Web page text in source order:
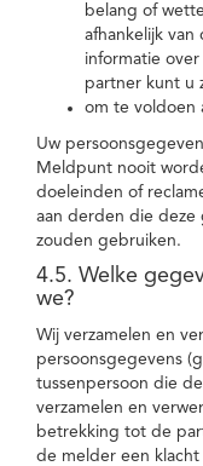
belang of
afhankelijk
informatie
partner kunt u
om te voldoen
Uw
Meldpunt nooit
doeleinden of
aan derden die deze
zouden gebruiken.
4.5. Welke
we?
Wij verzamelen en
persoonsgegevens
tussenpersoon die
verzamelen en
betrekking tot de
de melder een